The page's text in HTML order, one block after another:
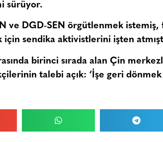
sürüyor.
ve DGD-SEN örgütlenmek
için sendika aktivistlerini işten
birinci sırada alan Çin
talebi açık: ‘İşe geri dönmek